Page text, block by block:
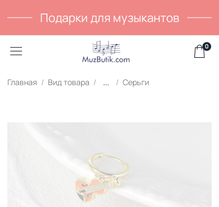
Подарки для музыкантов
0
Главная Вид товара ... Серьги